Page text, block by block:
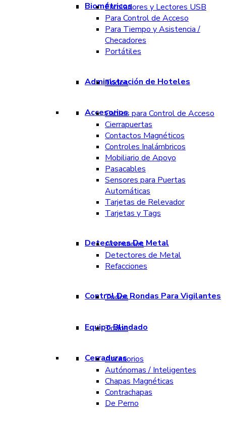
Biométricos
Enroladores y Lectores USB
Para Control de Acceso
Para Tiempo y Asistencia /
Checadores
Portátiles
Administración de Hoteles
Todos
Accesorios
Cables para Control de Acceso
Cierrapuertas
Contactos Magnéticos
Controles Inalámbricos
Mobiliario de Apoyo
Pasacables
Sensores para Puertas
Automáticas
Tarjetas de Relevador
Tarjetas y Tags
Detectores De Metal
Accesorios
Detectores de Metal
Refacciones
Control De Rondas Para Vigilantes
Todos
Equipo Blindado
Todos
Cerraduras
Accesorios
Autónomas / Inteligentes
Chapas Magnéticas
Contrachapas
De Perno